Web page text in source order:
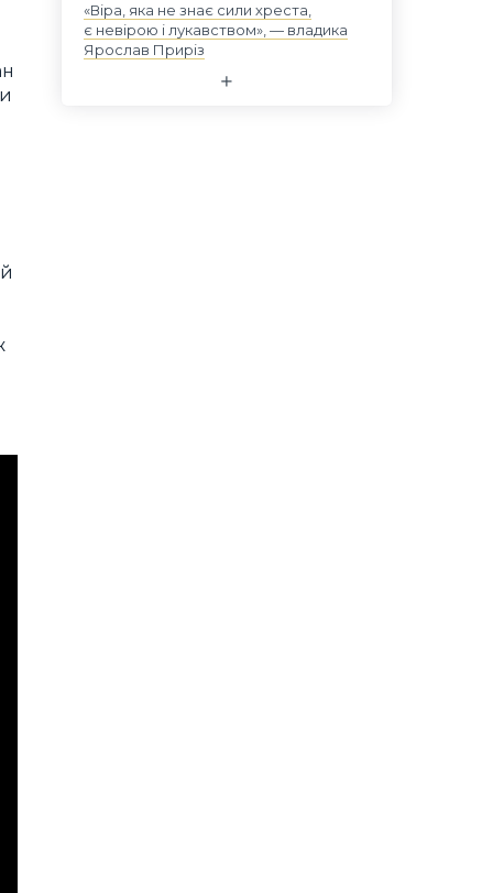
«Віра, яка не знає сили хреста,
є невірою і лукавством», — владика
Ярослав Приріз